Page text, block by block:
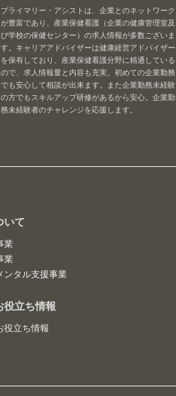
プライマリー・アシストは、企業とのネットワーク
が豊富であり、産業保健看護（企業の健康管理室及
び学校の保健センター）の求人情報が多数ございま
す。キャリアアドバイザーは健康経営アドバイザー
を保有しており、産業保健看護分野に精通している
ので、求人情報量と内容も充実。初めての企業勤務
でも安心して相談が出来ます。また企業勤務未経験
の方でもスキルアップ研修があるから安心。企業勤
務未経験者のチャレンジを応援します。
いて
業
業
ンタル支援事業
役立ち情報
役立ち情報